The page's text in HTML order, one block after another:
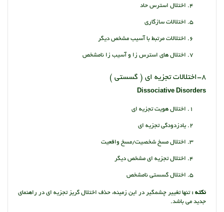
اختلال استرس حاد
اختلالات سازگاری
اختلالات مرتبط با آسیب مشخص دیگر
اختلال های استرس زا و آسیب زا نامشخص
8-اختلالات تجزیه ای ( گسستی )
Dissociative Disorders
اختلال هویت تجزیه ای
یادزدودگی تجزیه ای
اختلال مسخ شخصیت/مسخ واقعیت
اختلال تجزیه ای مشخص دیگر
اختلال گسستی نامشخص
نکته : تنها تغییر چشمگیر در این زمینه، حذف اختلال گریز تجزیه ای در راهنمای
جدید می باشد.